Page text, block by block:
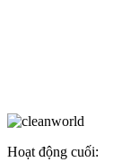
Hoạt động cuối: